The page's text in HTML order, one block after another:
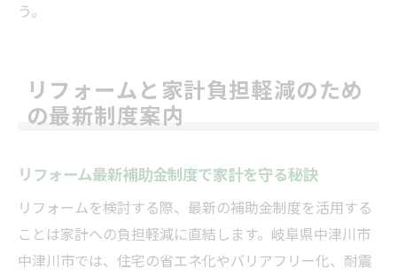
う。
リフォームと家計負担軽減のため
の最新制度案内
リフォーム最新補助金制度で家計を守る秘訣
リフォームを検討する際、最新の補助金制度を活用する
ことは家計への負担軽減に直結します。岐阜県中津川市
中津川市では、住宅の省エネ化やバリアフリー化、耐震